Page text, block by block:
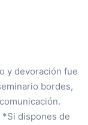
y devoración fue
bordes,
dispones de